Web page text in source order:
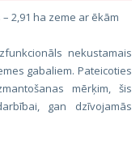
2,91 ha zeme ar ēkām
nekustamais
gabaliem. Pateicoties
mērķim, šis
gan dzīvojamās